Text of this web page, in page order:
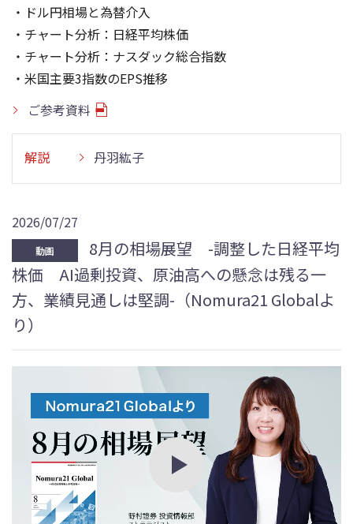
・ドル円相場と為替介入
・チャート分析：日経平均株価
・チャート分析：ナスダック総合指数
・米国主要3指数のEPS推移
ご参考資料
解説 丹羽紘子
2026/07/27
動画
8月の相場展望 -調整した日経平均
株価 AI過剰投資、原油高への懸念は残る一
方、業績見通しは堅調-（Nomura21 Globalよ
り）